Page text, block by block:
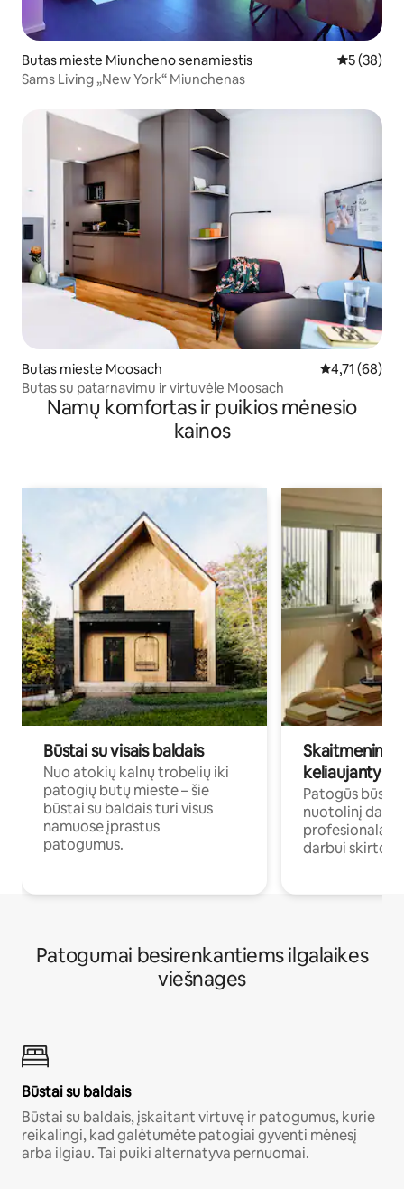
Butas mieste Miuncheno senamiestis Vidutinis
5 (38)
Sams Living „New York“ Miunchenas
Butas mieste Moosach Vidutinis
4,71 (68)
Butas su patarnavimu ir virtuvėle Moosach
Namų komfortas ir puikios mėnesio
kainos
Būstai su visais baldais
Nuo atokių kalnų trobelių iki
patogių butų mieste – šie
būstai su baldais turi visus
namuose įprastus
patogumus.
keliaujantys
Patogūs
nuotolinį
darbui
Patogumai besirenkantiems ilgalaikes
viešnages
Būstai su baldais
Būstai su baldais, įskaitant virtuvę ir patogumus, kurie
reikalingi, kad galėtumėte patogiai gyventi mėnesį
arba ilgiau. Tai puiki alternatyva pernuomai.